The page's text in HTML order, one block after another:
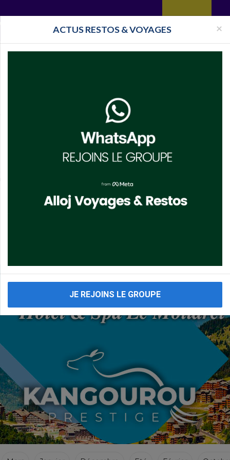
Toutes les surveillances
sur le logo, le site internet, ou cliquez sur en savoir plus situé sous chaque nom
présente toutes les informations sur
La Ciotat.
×
ACTUS RESTOS & VOYAGES
JE REJOINS LE GROUPE